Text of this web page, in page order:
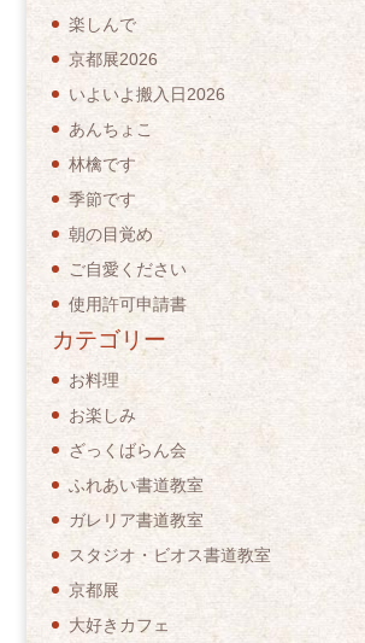
楽しんで
京都展2026
いよいよ搬入日2026
あんちょこ
林檎です
季節です
朝の目覚め
ご自愛ください
使用許可申請書
カテゴリー
お料理
お楽しみ
ざっくばらん会
ふれあい書道教室
ガレリア書道教室
スタジオ・ビオス書道教室
京都展
大好きカフェ